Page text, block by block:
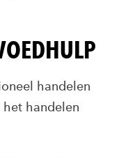
handelen
handelen